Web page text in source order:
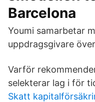
Barcelona
Youmi samarbetar
uppdragsgivare
Varför
selekterar lag i för
Skatt